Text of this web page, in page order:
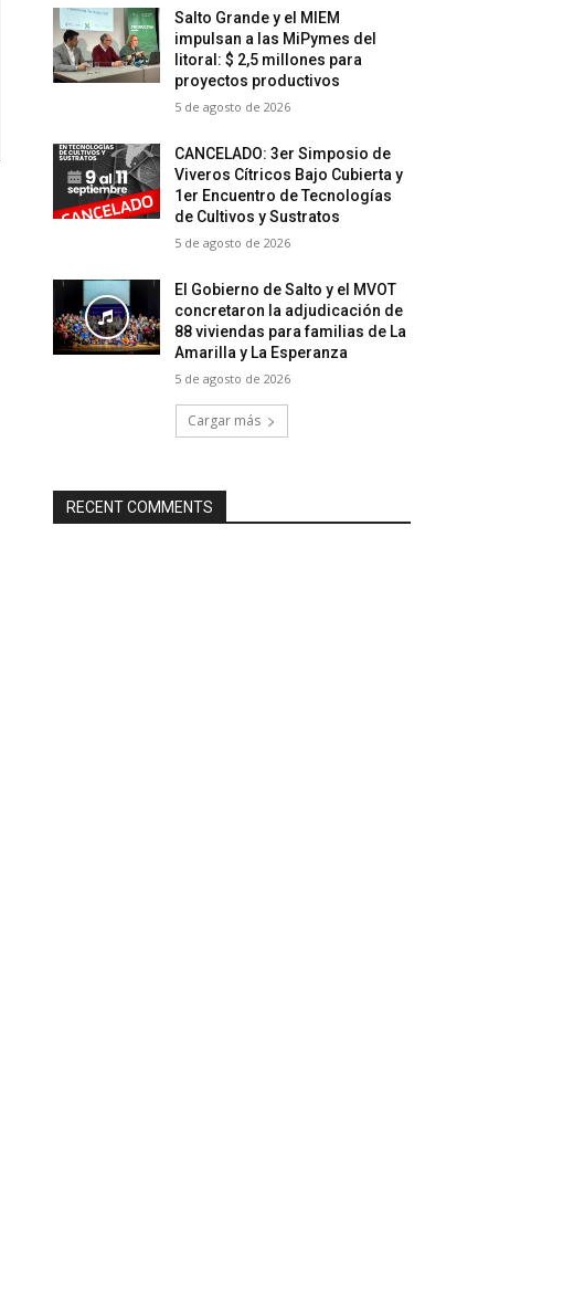
Salto Grande y el MIEM
impulsan a las MiPymes del
litoral: $ 2,5 millones para
proyectos productivos
5 de agosto de 2026
CANCELADO: 3er Simposio de
Viveros Cítricos Bajo Cubierta y
1er Encuentro de Tecnologías
de Cultivos y Sustratos
5 de agosto de 2026
El Gobierno de Salto y el MVOT
concretaron la adjudicación de
88 viviendas para familias de La
Amarilla y La Esperanza
5 de agosto de 2026
Cargar más
RECENT COMMENTS